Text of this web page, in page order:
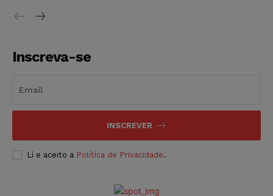
Inscreva-se
INSCREVER
Li e aceito a Política de Privacidade.